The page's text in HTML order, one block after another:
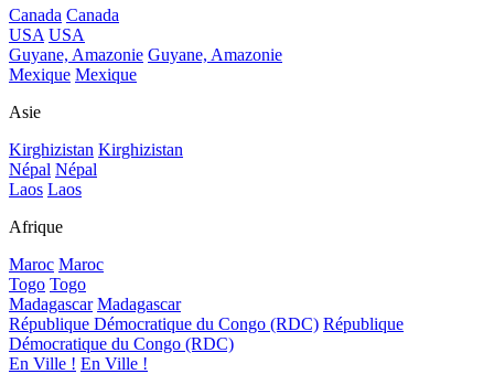
Canada Canada
USA USA
Guyane, Amazonie Guyane, Amazonie
Mexique Mexique
Asie
Kirghizistan Kirghizistan
Népal Népal
Laos Laos
Afrique
Maroc Maroc
Togo Togo
Madagascar Madagascar
République Démocratique du Congo (RDC) République
Démocratique du Congo (RDC)
En Ville ! En Ville !